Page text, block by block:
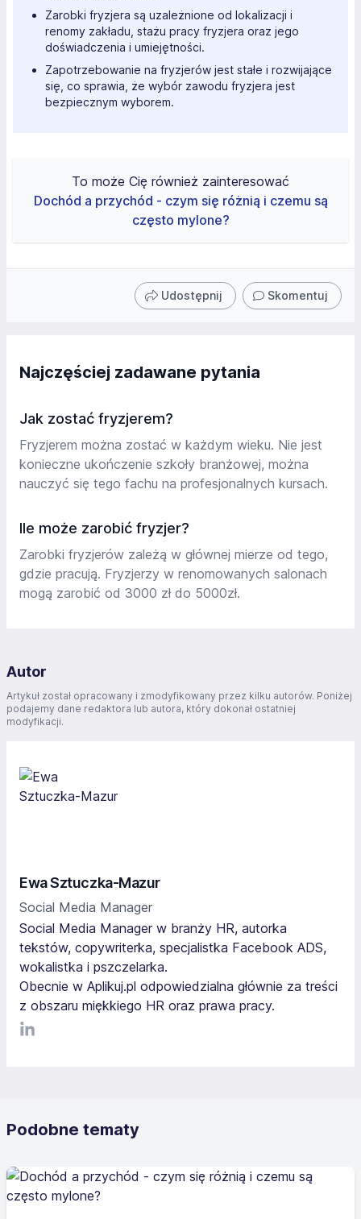
Zarobki fryzjera są uzależnione od lokalizacji i
renomy zakładu, stażu pracy fryzjera oraz jego
doświadczenia i umiejętności.
Zapotrzebowanie na fryzjerów jest stałe i rozwijające
się, co sprawia, że wybór zawodu fryzjera jest
bezpiecznym wyborem.
To może Cię również zainteresować
Dochód a przychód - czym się różnią i czemu są
często mylone?
Udostępnij Skomentuj
Najczęściej zadawane pytania
Jak zostać fryzjerem?
Fryzjerem można zostać w każdym wieku. Nie jest
konieczne ukończenie szkoły branżowej, można
nauczyć się tego fachu na profesjonalnych kursach.
Ile może zarobić fryzjer?
Zarobki fryzjerów zależą w głównej mierze od tego,
gdzie pracują. Fryzjerzy w renomowanych salonach
mogą zarobić od 3000 zł do 5000zł.
Autor
Artykuł został opracowany i zmodyfikowany przez kilku autorów. Poniżej
podajemy dane redaktora lub autora, który dokonał ostatniej
modyfikacji.
Ewa Sztuczka-Mazur
Social Media Manager
Social Media Manager w branży HR, autorka
tekstów, copywriterka, specjalistka Facebook ADS,
wokalistka i pszczelarka.
Obecnie w Aplikuj.pl odpowiedzialna głównie za treści
z obszaru miękkiego HR oraz prawa pracy.
LinkediIn
Podobne tematy